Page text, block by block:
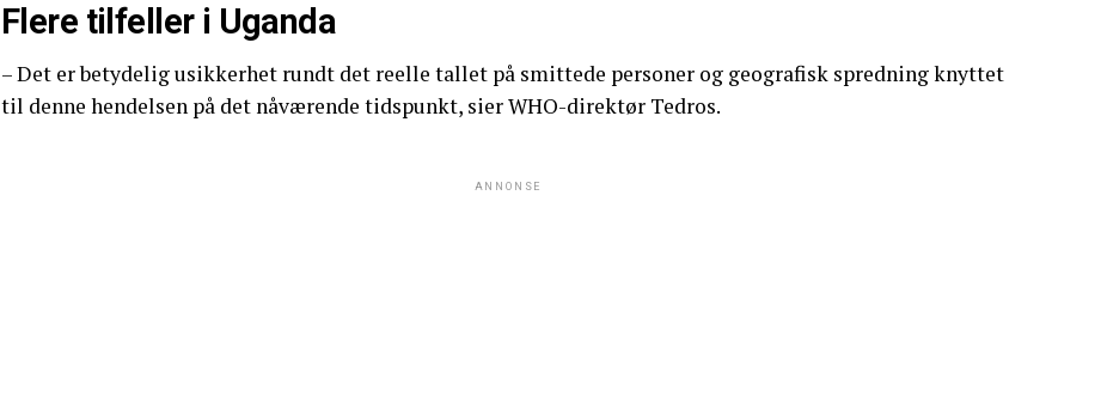
Flere tilfeller i Uganda
– Det er betydelig usikkerhet rundt det reelle tallet på smittede personer og geografisk spredning knyttet
til denne hendelsen på det nåværende tidspunkt, sier WHO-direktør Tedros.
ANNONSE